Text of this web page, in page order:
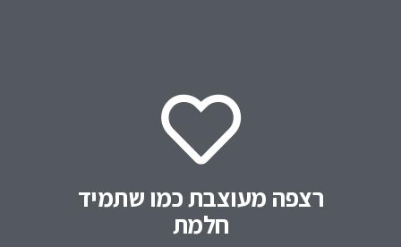
רצפה מעוצבת כמו שתמיד
חלמת